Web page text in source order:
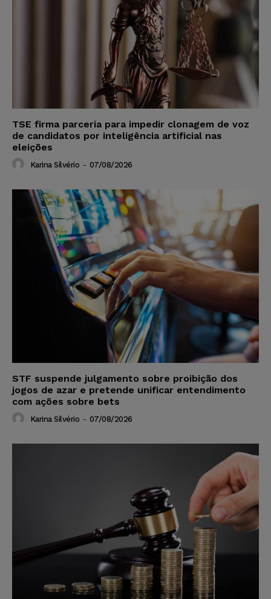
TSE firma parceria para impedir clonagem de voz
de candidatos por inteligência artificial nas
eleições
Karina Silvério - 07/08/2026
STF suspende julgamento sobre proibição dos
jogos de azar e pretende unificar entendimento
com ações sobre bets
Karina Silvério - 07/08/2026